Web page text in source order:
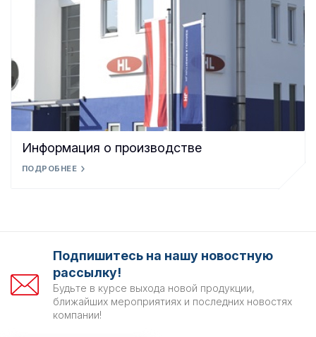
Информация о производстве
ПОДРОБНЕЕ
Подпишитесь на нашу новостную
рассылку!
Будьте в курсе выхода новой продукции,
ближайших мероприятиях и последних новостях
компании!